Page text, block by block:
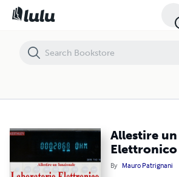
Allestire
By Mauro Patrignani
Allestire un Laboratorio Elettronico Amatoriale